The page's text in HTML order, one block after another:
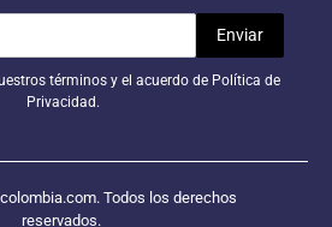
términos y el acuerdo de Política de
Privacidad.
Todos los derechos
reservados.